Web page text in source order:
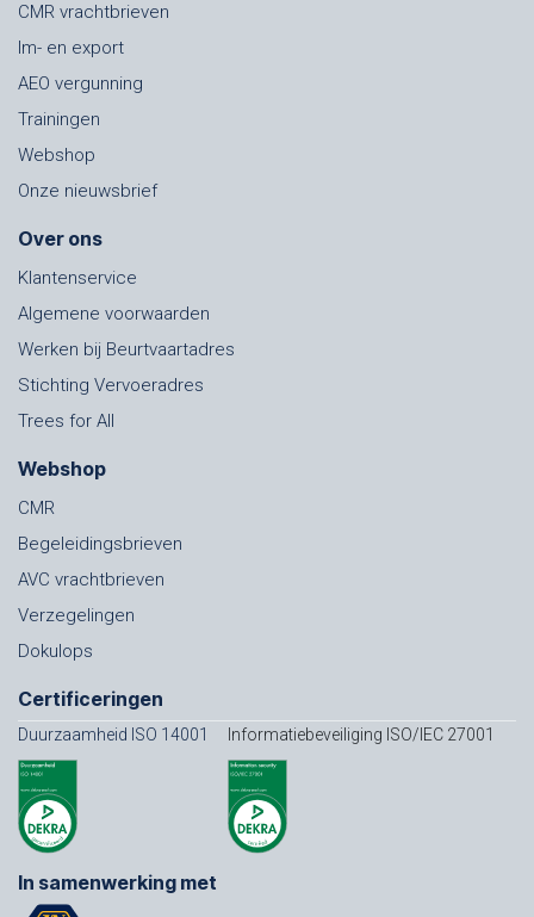
CMR vrachtbrieven
Im- en export
AEO vergunning
Trainingen
Webshop
Onze nieuwsbrief
Over ons
Klantenservice
Algemene voorwaarden
Werken bij Beurtvaartadres
Stichting Vervoeradres
Trees for All
Webshop
CMR
Begeleidingsbrieven
AVC vrachtbrieven
Verzegelingen
Dokulops
Certificeringen
Duurzaamheid ISO 14001 Informatiebeveiliging ISO/IEC 27001
In samenwerking met